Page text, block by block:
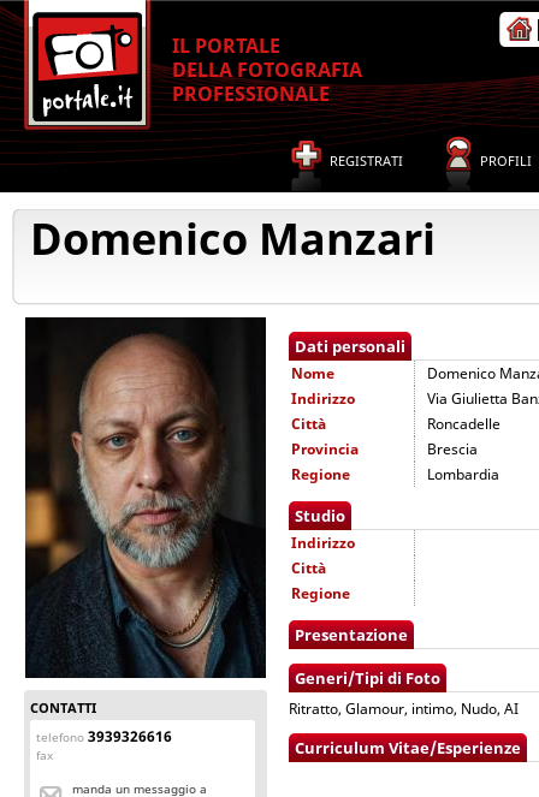
IL PORTALE
DELLA FOTOGRAFIA
PROFESSIONALE
REGISTRATI PROFILI
Domenico Manzari
CONTATTI
telefono 3939326616
fax
manda un messaggio a
Dati personali
Nome
Domenico
Indirizzo
Via Giulietta
Città
Roncadelle
Provincia
Brescia
Regione
Lombardia
Studio
Indirizzo
Città
Regione
Presentazione
Generi/Tipi di Foto
Ritratto, Glamour, intimo, Nudo, AI
Curriculum Vitae/Esperienze